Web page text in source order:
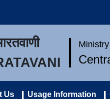
Us Usage Information